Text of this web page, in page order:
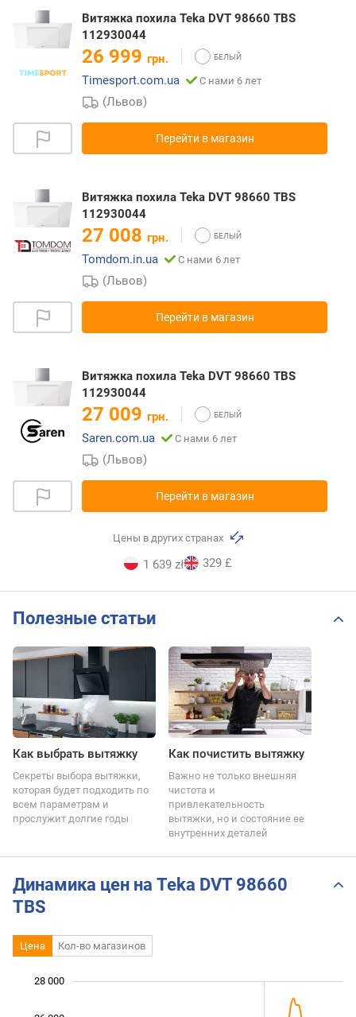
Витяжка похила Teka DVT 98660 TBS
112930044
26 999 грн.
Timesport.com.ua
С нами 6 лет
(Львов)
Перейти в магазин
Витяжка похила Teka DVT 98660 TBS
112930044
27 008 грн.
Tomdom.in.ua
С нами 6 лет
(Львов)
Перейти в магазин
Витяжка похила Teka DVT 98660 TBS
112930044
27 009 грн.
Saren.com.ua
С нами 6 лет
(Львов)
Перейти в магазин
Цены в других странах
1 639 zł 329 £
Полезные статьи
Как выбрать вытяжку
Секреты выбора вытяжки,
которая будет подходить по
всем параметрам и
прослужит долгие годы
Как почистить вытяжку
Важно не только внешняя
чистота и
привлекательность
вытяжки, но и состояние ее
внутренних деталей
Динамика цен на Teka DVT 98660
TBS
Цена Кол-во магазинов
28 000